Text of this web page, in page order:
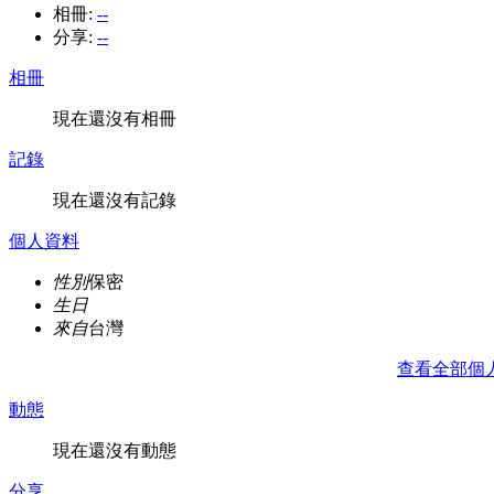
相冊: --
分享: --
相冊
現在還沒有相冊
記錄
現在還沒有記錄
個人資料
性別保密
生日
來自台灣
查看全部個
動態
現在還沒有動態